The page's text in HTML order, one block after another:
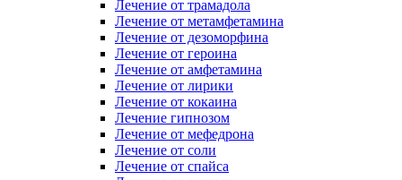
Лечение от трамадола
Лечение от метамфетамина
Лечение от дезоморфина
Лечение от героина
Лечение от амфетамина
Лечение от лирики
Лечение от кокаина
Лечение гипнозом
Лечение от мефедрона
Лечение от соли
Лечение от спайса